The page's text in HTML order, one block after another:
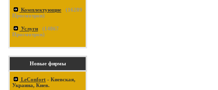
Комплектующие (16289
Просмотров)
Услуги (14867
Просмотров)
Новые фирмы
LeConfort - Киевская,
Украина, Киев.